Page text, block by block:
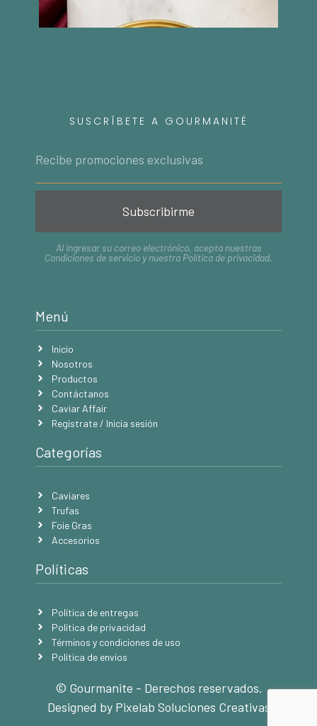
SUSCRÍBETE A GOURMANITÉ
Subscribirme
Al ingresar su correo electrónico, acepta nuestras
Condiciones de servicio y nuestra Política de privacidad.
Menú
Inicio
Nosotros
Productos
Contáctanos
Caviar Affair
Regístrate / Inicia sesión
Categorías
Caviares
Trufas
Foie Gras
Accesorios
Políticas
Política de entregas
Política de privacidad
Términos y condiciones de uso
Política de envíos
© Gourmanite - Derechos reservados.
Designed by Pixelab Soluciones Creativas